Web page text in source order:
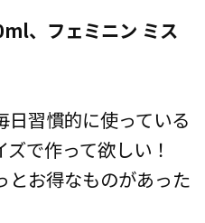
、フェミニン ミス
日習慣的に使っている
で作って欲しい！
とお得なものがあった